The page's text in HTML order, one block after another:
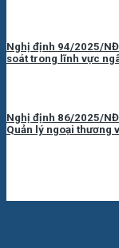
Nghị định 94/2025/
soát trong lĩnh vực
Nghị định 86/2025/
Quản lý ngoại thương